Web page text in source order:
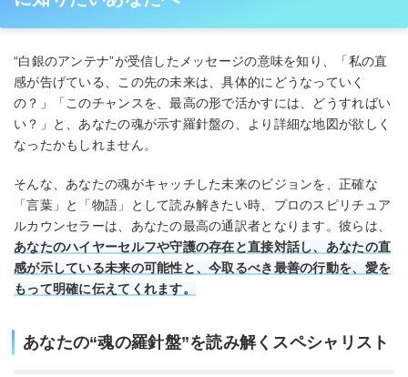
“白銀のアンテナ”が受信したメッセージの意味を知り、「私の直
感が告げている、この先の未来は、具体的にどうなっていく
の？」「このチャンスを、最高の形で活かすには、どうすればい
い？」と、あなたの魂が示す羅針盤の、より詳細な地図が欲しく
なったかもしれません。
そんな、あなたの魂がキャッチした未来のビジョンを、正確な
「言葉」と「物語」として読み解きたい時、プロのスピリチュア
ルカウンセラーは、あなたの最高の通訳者となります。彼らは、
あなたのハイヤーセルフや守護の存在と直接対話し、あなたの直
感が示している未来の可能性と、今取るべき最善の行動を、愛を
もって明確に伝えてくれます。
あなたの“魂の羅針盤”を読み解くスペシャリスト